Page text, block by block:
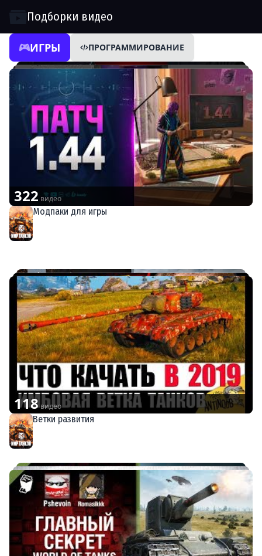
Подборки видео
ИГРЫ ПРОГРАММИРОВАНИЕ
322 видео
Модпаки для игры
118видео
Ветки развития